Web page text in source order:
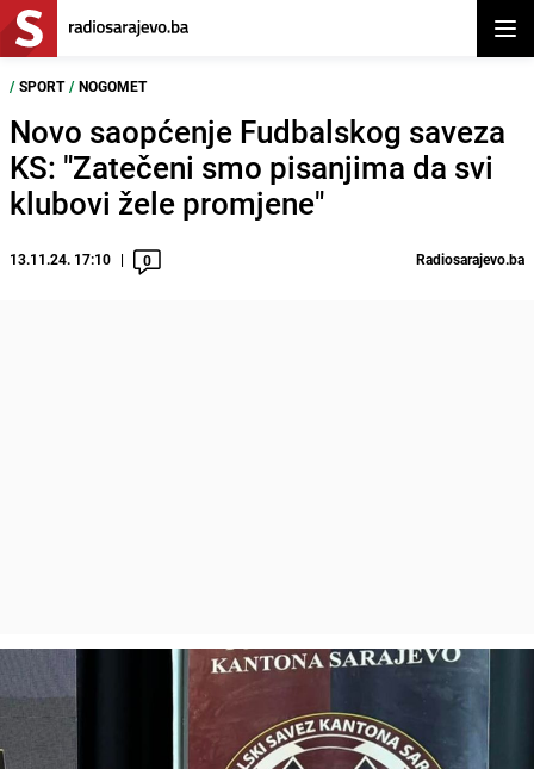
/ SPORT / NOGOMET
Novo saopćenje Fudbalskog saveza
KS: "Zatečeni smo pisanjima da svi
klubovi žele promjene"
13.11.24. 17:10 0 Radiosarajevo.ba